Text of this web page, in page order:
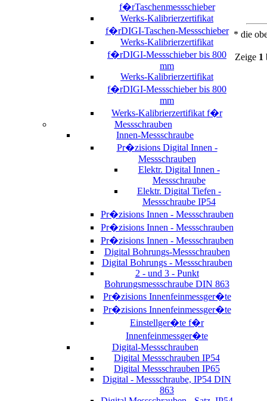
f�rTaschenmessschieber
Werks-Kalibrierzertifikat
f�rDIGI-Taschen-Messschieber
Werks-Kalibrierzertifikat
f�rDIGI-Messschieber bis 800
mm
Werks-Kalibrierzertifikat
f�rDIGI-Messschieber bis 800
mm
Werks-Kalibrierzertifikat f�r
Messschrauben
Innen-Messschraube
Pr�zisions Digital Innen -
Messschrauben
Elektr. Digital Innen -
Messschraube
Elektr. Digital Tiefen -
Messschraube IP54
Pr�zisions Innen - Messschrauben
Pr�zisions Innen - Messschrauben
Pr�zisions Innen - Messschrauben
Digital Bohrungs-Messschrauben
Digital Bohrungs - Messschrauben
2 - und 3 - Punkt
Bohrungsmessschraube DIN 863
Pr�zisions Innenfeinmessger�te
Pr�zisions Innenfeinmessger�te
Einstellger�te f�r
Innenfeinmessger�te
Digital-Messschrauben
Digital Messschrauben IP54
Digital Messschrauben IP65
Digital - Messschraube, IP54 DIN
863
* die
Zeige 1